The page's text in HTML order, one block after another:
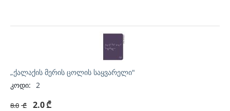
„ქალაქის მერის ცოლის საყვარელი"
კოდი:
2
8.0 ₾ 2.0₾